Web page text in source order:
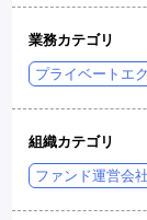
業務カテゴリ
プライベートエ
組織カテゴリ
ファンド運営会社